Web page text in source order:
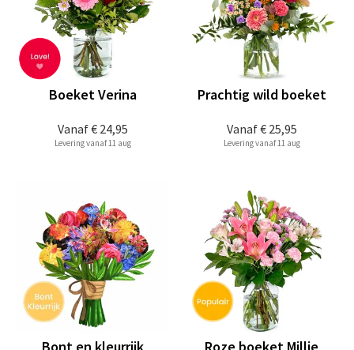
Vanaf€ 24,95
Boeket Verina
Levering vanaf 11 aug
Vanaf€ 25,95
Prachtig wild boeket
Levering vanaf 11 aug